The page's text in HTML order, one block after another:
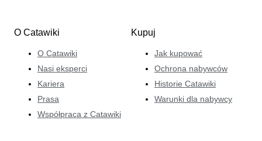
O Catawiki
O Catawiki
Nasi eksperci
Kariera
Prasa
Współpraca z Catawiki
Kupuj
Jak kupować
Ochrona nabywców
Historie Catawiki
Warunki dla nabywcy